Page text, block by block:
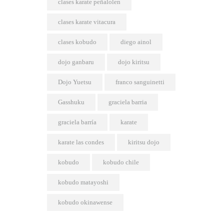
clases karate peñalolen
clases karate vitacura
clases kobudo diego ainol
dojo ganbaru dojo kiritsu
Dojo Yuetsu franco sanguinetti
Gasshuku graciela barria
graciela barría karate
karate las condes kiritsu dojo
kobudo kobudo chile
kobudo matayoshi
kobudo okinawense